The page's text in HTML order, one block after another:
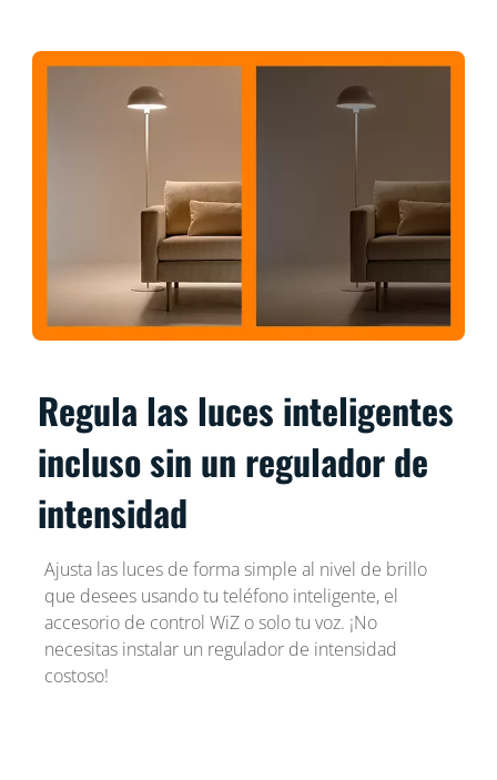
Regula las luces inteligentes
incluso sin un regulador de
intensidad
Ajusta las luces de forma simple al nivel de brillo
que desees usando tu teléfono inteligente, el
accesorio de control WiZ o solo tu voz. ¡No
necesitas instalar un regulador de intensidad
costoso!